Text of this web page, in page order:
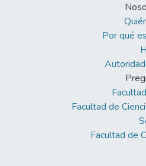
Por qué
Facultad de
Facultad de